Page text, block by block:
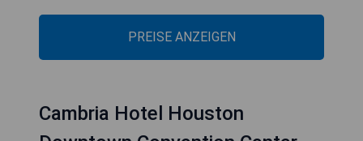
PREISE ANZEIGEN
Cambria Hotel Houston